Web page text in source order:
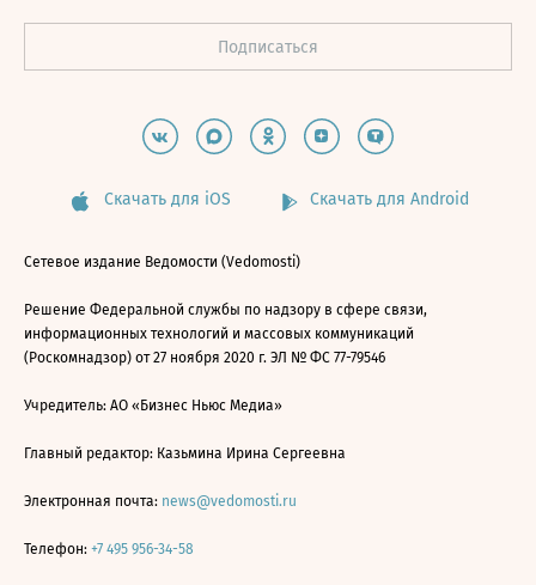
Скачать для iOS Скачать для Android
Сетевое издание Ведомости (Vedomosti)
Решение Федеральной службы по надзору в сфере связи,
информационных технологий и массовых коммуникаций
(Роскомнадзор) от 27 ноября 2020 г. ЭЛ № ФС 77-79546
Учредитель: АО «Бизнес Ньюс Медиа»
Главный редактор: Казьмина Ирина Сергеевна
Электронная почта: news@vedomosti.ru
Телефон: +7 495 956-34-58